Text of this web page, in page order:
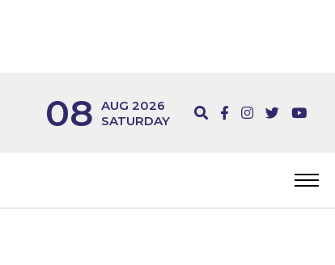
08 AUG 2026
SATURDAY